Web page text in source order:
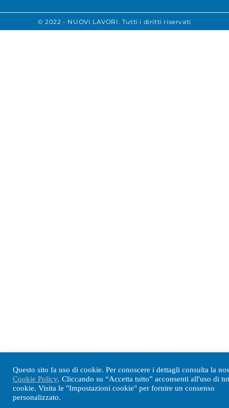
© 2022 - NUOVI LAVORI. Tutti i diritti riservati
Questo sito fa uso di cookie. Per conoscere i dettagli consulta la
Cookie Policy. Cliccando su “Accetta tutto” acconsenti all'uso di
cookie. Visita le "Impostazioni cookie" per fornire un consenso
personalizzato.